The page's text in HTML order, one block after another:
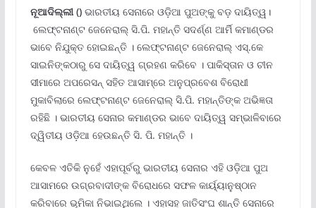
ନୂଆଦିଲ୍ଲୀ ()ଭାରତୀୟ ସେନାରେ ଓଡ଼ିଆ ପୁଅଙ୍କୁ ବଡ଼ ଦାୟିତ୍ୱ।
ଲେଫ୍ଟନାଣ୍ଟ ଜେନେରାଲ୍ ସି.ପି. ମହାନ୍ତି ସଦର୍ଣ୍ଣ ଆର୍ମି କମାଣ୍ଡର
ଭାବେ ନିଯୁକ୍ତ ହୋଇଛନ୍ତି । ଲେଫ୍ଟନାଣ୍ଟ ଜେନେରାଲ୍ ଏସ୍.କେ
ସାଇନିଙ୍କଠାରୁ ସେ ଦାୟିତ୍ୱ ଗ୍ରହଣ କରିବେ । ପାକିସ୍ତାନ ଓ ଚୀନ
ସୀମାରେ ଅପରେସନ୍ ସହିତ ଆସାମ୍ରେ ଅନୁପ୍ରବେଶ ବିରୋଧୀ
ମୁକାବିଲାରେ ଲେଫ୍ଟନାଣ୍ଟ ଜେନେରାଲ୍ ସି.ପି. ମହାନ୍ତିଙ୍କ ଅଭିଜ୍ଞତା
ରହିଛି । ଭାରତୀୟ ସେନାର କମାଣ୍ଡର ଭାବେ ଦାୟିତ୍ୱ ସମ୍ଭାଳିବାରେ
ଦ୍ୱିତୀୟ ଓଡ଼ିଆ ହେଉଛନ୍ତି ସି. ପି. ମହାନ୍ତି ।
କେବଳ ଏତିକି ନୁହେଁ ଏହାପୂର୍ବରୁ ଭାରତୀୟ ସେନାର ଏହି ଓଡ଼ିଆ ପୁଅ
ଆସାମରେ ଉଗ୍ରବାଦୀଙ୍କ ବିରୋଧରେ ସଫଳ କାର୍ୟ୍ୟାନୁଷ୍ଠାନ
କରିବାରେ ଭୂମିକା ନିଭାଇଥିଲେ । ଏହାସହ ଜାତିସଂଘ ଶାନ୍ତି ସେନାରେ